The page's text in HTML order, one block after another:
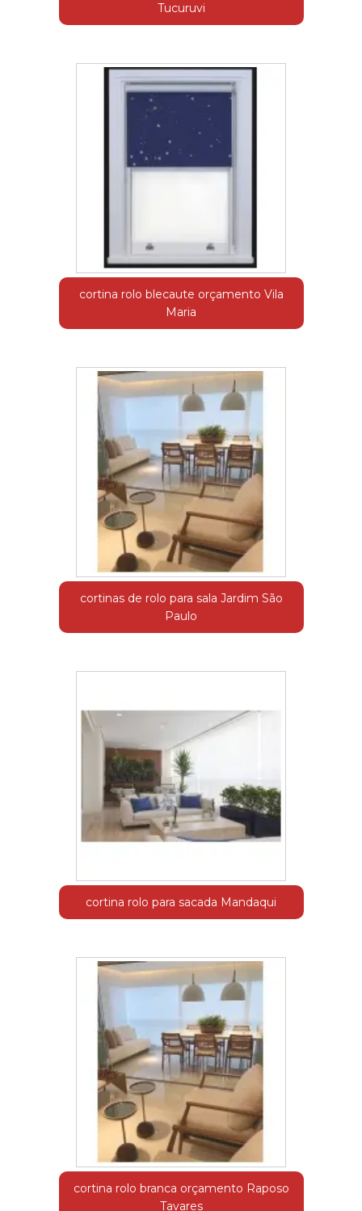
Tucuruvi
cortina rolo blecaute orçamento Vila
Maria
cortinas de rolo para sala Jardim São
Paulo
cortina rolo para sacada Mandaqui
cortina rolo branca orçamento Raposo
Tavares